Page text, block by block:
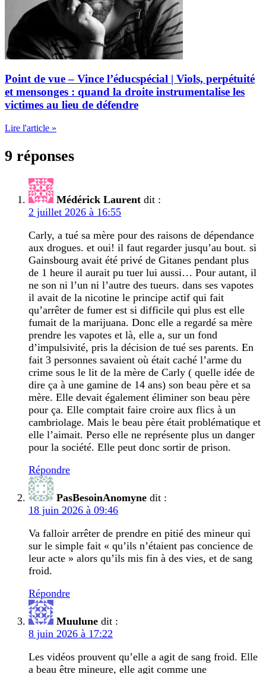
Point de vue – Vince l’éducspécial | Viols, perpétuité
et mensonges : quand la droite instrumentalise les
victimes au lieu de défendre
Lire l'article »
9 réponses
Médérick Laurent dit :
2 juillet 2026 à 16:55
Carly, a tué sa mère pour des raisons de dépendance
aux drogues. et oui! il faut regarder jusqu’au bout. si
Gainsbourg avait été privé de Gitanes pendant plus
de 1 heure il aurait pu tuer lui aussi… Pour autant, il
ne son ni l’un ni l’autre des tueurs. dans ses vapotes
il avait de la nicotine le principe actif qui fait
qu’arrêter de fumer est si difficile qui plus est elle
fumait de la marijuana. Donc elle a regardé sa mère
prendre les vapotes et là, elle a, sur un fond
d’impulsivité, pris la décision de tué ses parents. En
fait 3 personnes savaient où était caché l’arme du
crime sous le lit de la mère de Carly ( quelle idée de
dire ça à une gamine de 14 ans) son beau père et sa
mère. Elle devait également éliminer son beau père
pour ça. Elle comptait faire croire aux flics à un
cambriolage. Mais le beau père était problématique et
elle l’aimait. Perso elle ne représente plus un danger
pour la société. Elle peut donc sortir de prison.
Répondre
PasBesoinAnomyne dit :
18 juin 2026 à 09:46
Va falloir arrêter de prendre en pitié des mineur qui
sur le simple fait « qu’ils n’étaient pas concience de
leur acte » alors qu’ils mis fin à des vies, et de sang
froid.
Répondre
Muulune dit :
8 juin 2026 à 17:22
Les vidéos prouvent qu’elle a agit de sang froid. Elle
a beau être mineure, elle agit comme une